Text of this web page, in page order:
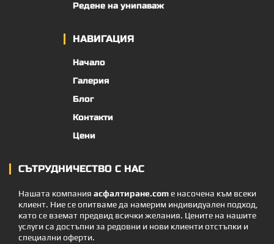
Редене на унипаваж
НАВИГАЦИЯ
Начало
Галерия
Блог
Контакти
Цени
СЪТРУДНИЧЕСТВО С НАС
Нашата компания асфалтиране.comе насочена към всеки
клиент. Ние се опитваме да намерим индивидуален подход,
като се вземат предвид всички желания. Цените на нашите
услуги са достъпни за редовни и нови клиенти отстъпки и
специални оферти.